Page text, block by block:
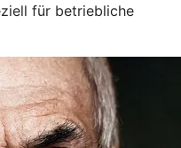
für betriebliche